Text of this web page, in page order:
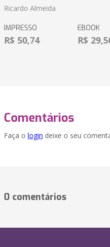
Ricardo Almeida
IMPRESSO
R$ 50,74
EBOOK
R$
Comentários
Faça o login deixe o seu
0 comentários